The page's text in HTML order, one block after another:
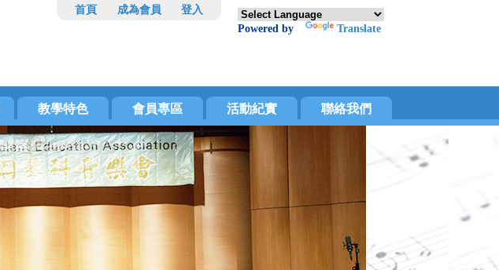
Powered by Translate
首頁 成為會員 登入
教學特色
鈴木家長
講座資訊
鈴木箴言
鈴木學生
檢定辦法
鈴木教師
會員專區
鈴木樂訊
家長會社群
活動報名專區
活動紀實
活動影片
聯絡我們